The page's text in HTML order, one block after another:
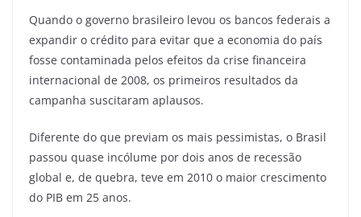
Quando o governo brasileiro levou os bancos federais a
expandir o crédito para evitar que a economia do país
fosse contaminada pelos efeitos da crise financeira
internacional de 2008, os primeiros resultados da
campanha suscitaram aplausos.
Diferente do que previam os mais pessimistas, o Brasil
passou quase incólume por dois anos de recessão
global e, de quebra, teve em 2010 o maior crescimento
do PIB em 25 anos.